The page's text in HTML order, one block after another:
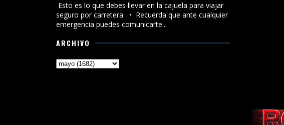
Esto es lo que debes llevar en la cajuela para viajar
seguro por carretera •⁠ ⁠Recuerda que ante cualquier
emergencia puedes comunicarte...
ARCHIVO